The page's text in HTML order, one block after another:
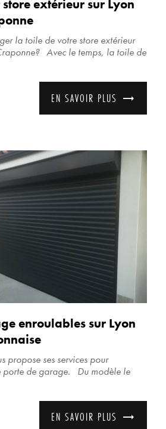
extérieur sur Lyon
la toile de votre store extérieur
Avec le temps, la toile de
EN SAVOIR PLUS
enroulables sur Lyon
propose ses services pour
porte de garage. Du modèle le
EN SAVOIR PLUS